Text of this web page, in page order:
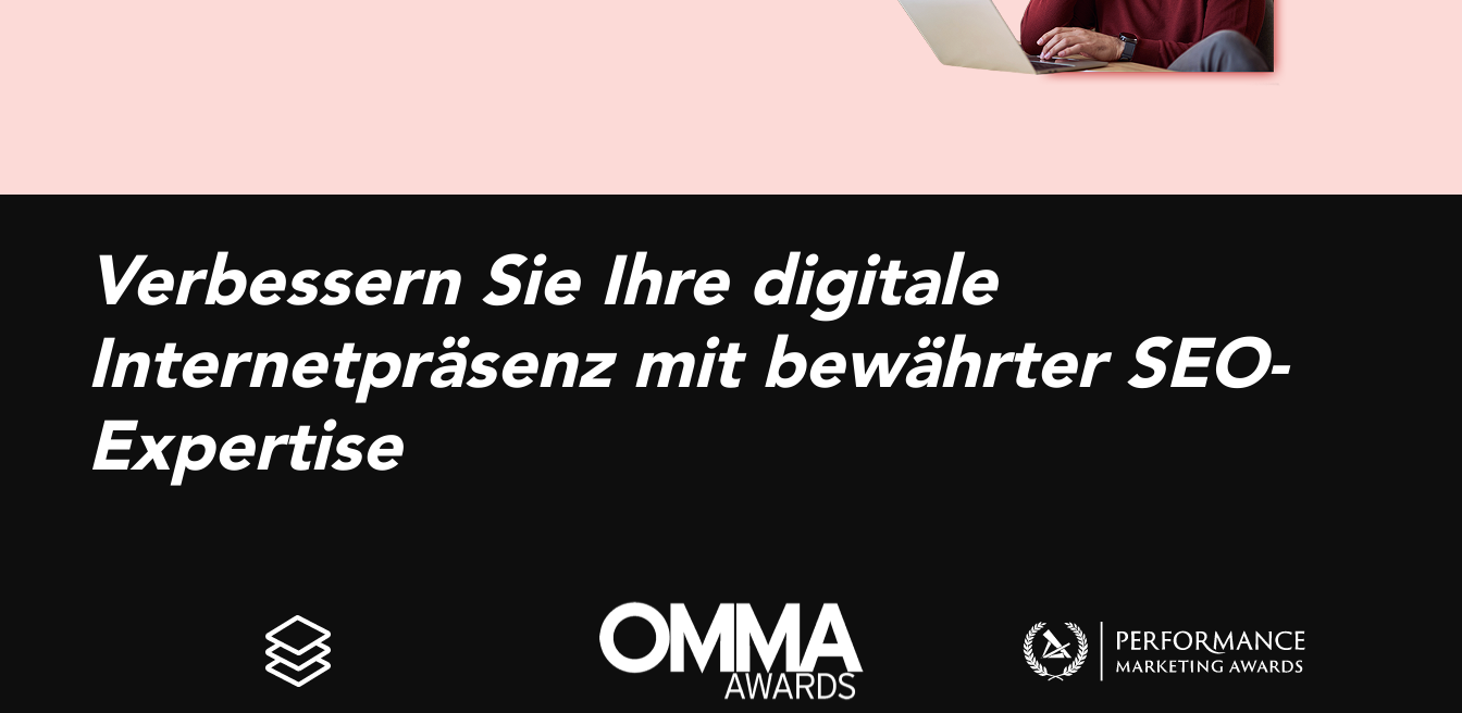
Verbessern Sie Ihre digitale
Internetpräsenz mit bewährter SEO-
Expertise